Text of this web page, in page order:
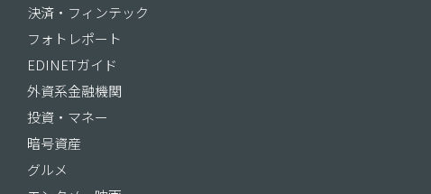
決済・フィンテック
フォトレポート
EDINETガイド
外資系金融機関
投資・マネー
暗号資産
グルメ